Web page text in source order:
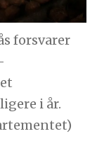
forsvarer
i år.